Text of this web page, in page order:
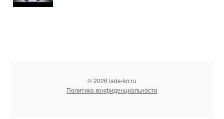
© 2026 lada-krr.ru
Политика конфиденциальности